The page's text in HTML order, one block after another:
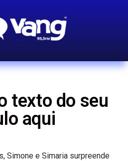
texto do seu
aqui
Simone e Simaria surpreende